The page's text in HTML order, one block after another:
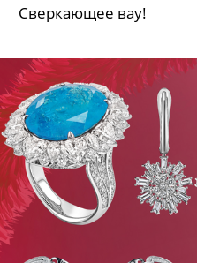
Сверкающее вау!